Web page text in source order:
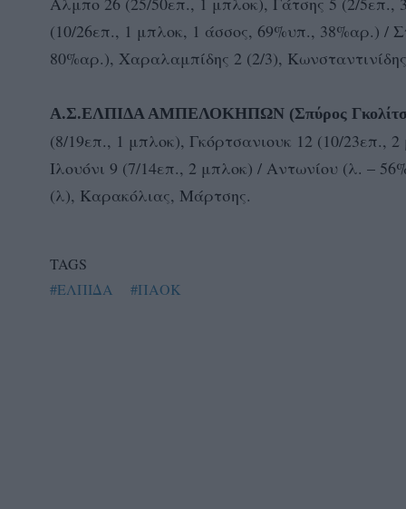
(10/26επ., 1 μπλοκ, 1 άσσος, 69%υπ., 38%αρ.) /
80%αρ.), Χαραλαμπίδης 2 (2/3),
Α.Σ.ΕΛΠΙΔΑ ΑΜΠΕΛΟΚΗΠΩΝ (Σπύρος
(8/19επ., 1 μπλοκ), Γκόρτσανιουκ 12 (10/23επ.,
Ιλουόνι 9 (7/14επ., 2 μπλοκ) / Αντωνίου (λ. –
(λ), Καρακόλιας, Μάρτσης.
TAGS
#ΕΛΠΙΔΑ
#ΠΑΟΚ